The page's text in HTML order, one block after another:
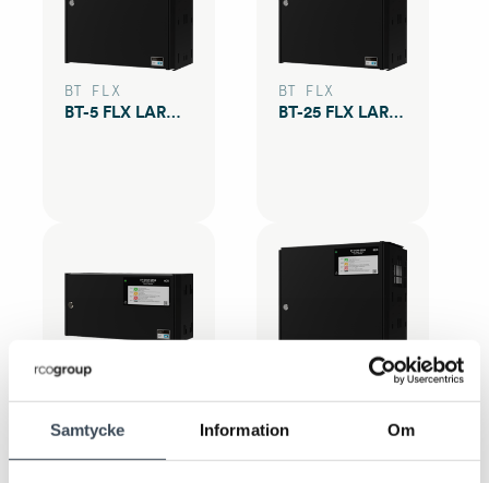
Samtycke Information Om
BT FLX
BT-5 FLX LARGE COM Gen2
BT FLX
BT-25 FLX LARGE COM Gen2